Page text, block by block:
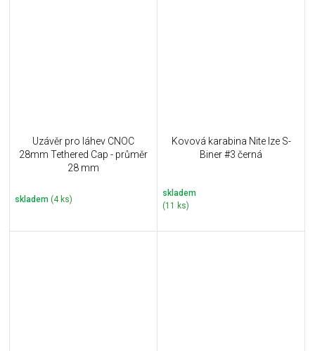
Uzávěr pro láhev CNOC
28mm Tethered Cap - průměr
28 mm
skladem (4 ks)
Kovová karabina Nite Ize S-
Biner #3 černá
skladem
(11 ks)